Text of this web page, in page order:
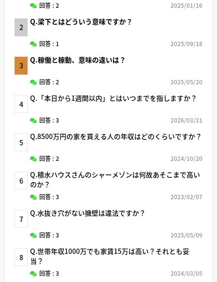
回答 : 2 2025/01/16
2
Q.梁下とはどういう意味ですか？
回答 : 1 2025/09/18
3
Q.稼働と稼動、意味の違いは？
回答 : 2 2025/05/20
4
Q.「本日から1週間以内」とはいつまでを指しますか？
回答 : 3 2026/03/21
5
Q.8500万円の家を買える人の年収はどのくらいですか？
回答 : 2 2024/10/20
6
Q.積水ハウスさんのシャーメゾンは何故あそこまで高い
のか？
回答 : 3 2023/02/07
7
Q.水抜き穴がない擁壁は違法ですか？
回答 : 3 2025/05/09
8
Q.世帯年収1000万でも家賃15万は高い？それとも妥
当？
回答 : 3 2024/03/05